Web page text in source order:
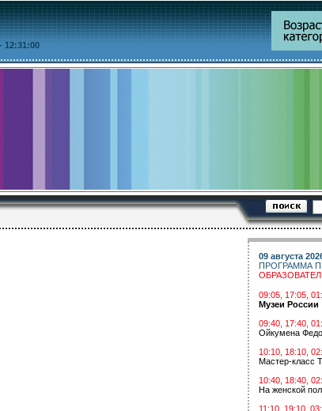
- 12:31:00
09 августа
ПРОГРАММА
09:05, 17:05,
Музеи России
09:40, 17:40,
Ойкумена
10:10, 18:10,
Мастер-класс
10:40, 18:40,
На женской
11:10, 19:10,